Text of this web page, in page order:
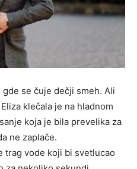
se čuje dečji smeh. Ali
klečala je na hladnom
koja je bila prevelika za
ne zaplače.
trag vode koji bi svetlucao